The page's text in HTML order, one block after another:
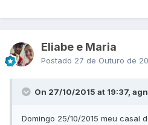
Eliabe e Maria
Postado 27 de Outuro de
On 27/10/2015 at 19:37,
Domingo 25/10/2015 meu casal